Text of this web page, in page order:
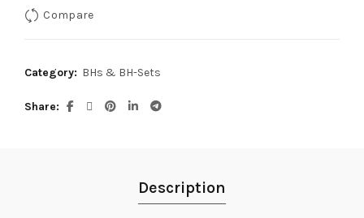
Compare
Category: BHs & BH-Sets
Share
Description